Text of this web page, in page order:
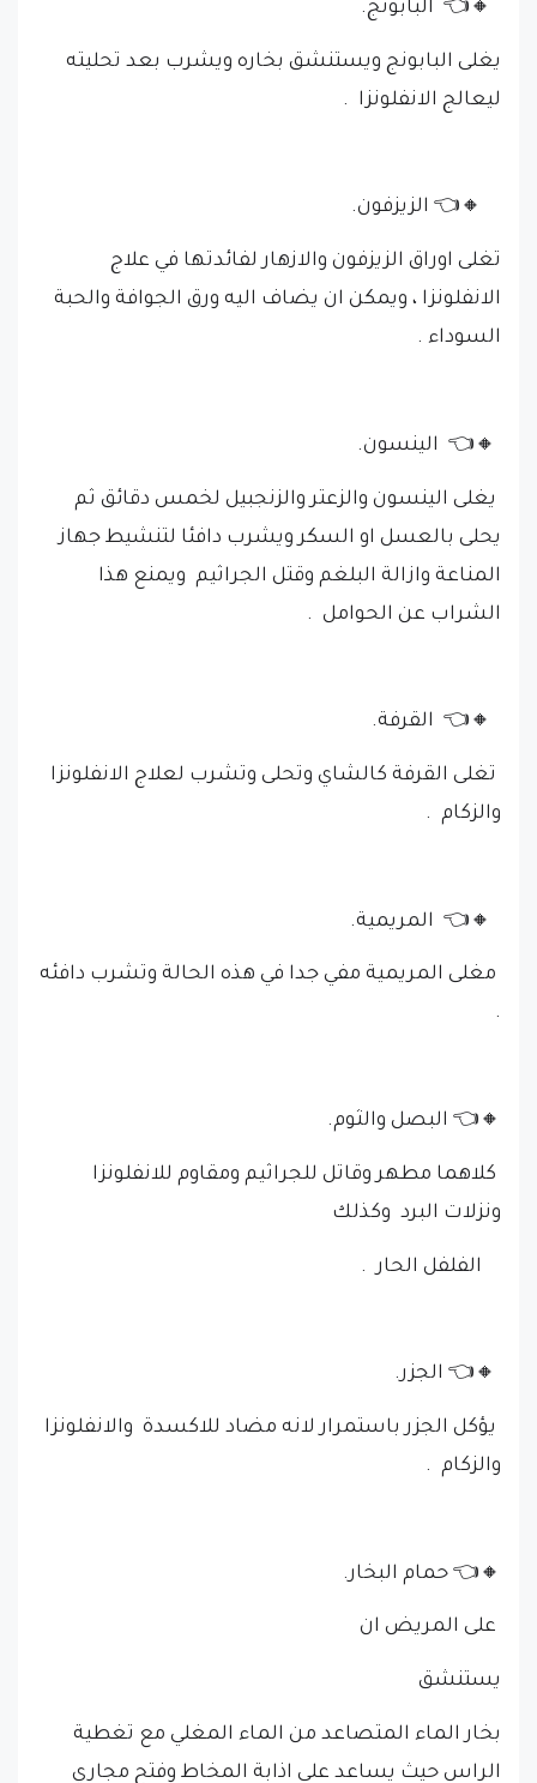
🔸👈 البابونج.
يغلى البابونج ويستنشق بخاره ويشرب بعد تحليته
ليعالج الانفلونزا .
🔸👈 الزيزفون.
تغلى اوراق الزيزفون والازهار لفائدتها في علاج
الانفلونزا ، ويمكن ان يضاف اليه ورق الجوافة والحبة
السوداء .
🔸👈 الينسون.
يغلى الينسون والزعتر والزنجبيل لخمس دقائق ثم
يحلى بالعسل او السكر ويشرب دافئا لتنشيط جهاز
المناعة وازالة البلغم وقتل الجراثيم ويمنع هذا
الشراب عن الحوامل .
🔸👈 القرفة.
تغلى القرفة كالشاي وتحلى وتشرب لعلاج الانفلونزا
والزكام .
🔸👈 المريمية.
مغلى المريمية مفي جدا في هذه الحالة وتشرب دافئه
.
🔸👈 البصل والثوم.
كلاهما مطهر وقاتل للجراثيم ومقاوم للانفلونزا
ونزلات البرد وكذلك
الفلفل الحار .
🔸👈 الجزر.
يؤكل الجزر باستمرار لانه مضاد للاكسدة والانفلونزا
والزكام .
🔸👈 حمام البخار.
على المريض ان
يستنشق
بخار الماء المتصاعد من الماء المغلي مع تغطية
الراس حيث يساعد على اذابة المخاط وفتح مجاري